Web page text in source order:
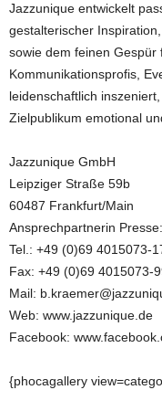
Jazzunique entwickelt
gestalterischer
sowie dem feinen Gespür
Kommunikationsprofis,
leidenschaftlich
Zielpublikum emotional
Jazzunique GmbH
Leipziger Straße 59b
60487 Frankfurt/Main
Ansprechpartnerin
Tel.: +49 (0)69 4015073-
Fax: +49 (0)69 4015073-
Mail:
Web: www.jazzunique.de
Facebook:
{phocagallery